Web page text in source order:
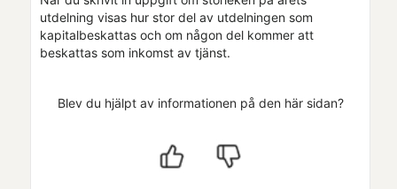
utdelning visas hur stor del av utdelningen som
kapitalbeskattas och om någon del kommer att
beskattas som inkomst av tjänst.
Blev du hjälpt av informationen på den här sidan?